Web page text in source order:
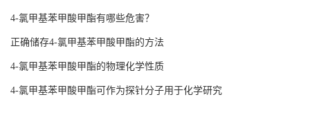
4-氯甲基苯甲酸甲酯有哪些危害？
正确储存4-氯甲基苯甲酸甲酯的方法
4-氯甲基苯甲酸甲酯的物理化学性质
4-氯甲基苯甲酸甲酯可作为探针分子用于化学研究